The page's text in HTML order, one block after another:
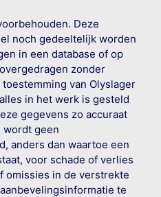
Deze
noch gedeeltelijk worden
in een database of op
zonder
van Olyslager
in het werk is gesteld
gegevens zo accuraat
wordt geen
anders dan waartoe een
voor schade of verlies
omissies in de verstrekte
te